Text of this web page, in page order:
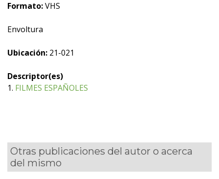
Formato:VHS
Envoltura
Ubicación: 21-021
Descriptor(es)
1. FILMES ESPAÑOLES
Otras publicaciones del autor o acerca
del mismo